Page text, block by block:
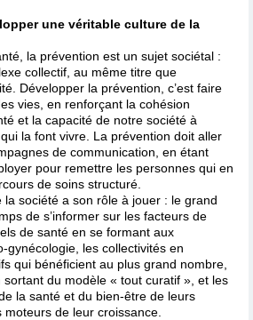
une véritable culture de la
la prévention est un sujet sociétal :
collectif, au même titre que
Développer la prévention, c’est faire
vies, en renforçant la cohésion
et la capacité de notre société à
la font vivre. La prévention doit aller
de communication, en étant
pour remettre les personnes qui en
de soins structuré.
société a son rôle à jouer : le grand
de s’informer sur les facteurs de
de santé en se formant aux
gynécologie, les collectivités en
qui bénéficient au plus grand nombre,
sortant du modèle « tout curatif », et les
la santé et du bien-être de leurs
moteurs de leur croissance.